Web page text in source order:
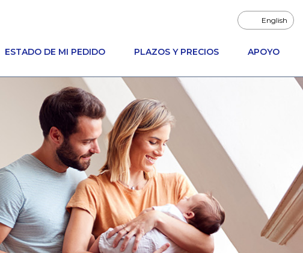
English
ESTADO DE MI PEDIDO PLAZOS Y PRECIOS APOYO